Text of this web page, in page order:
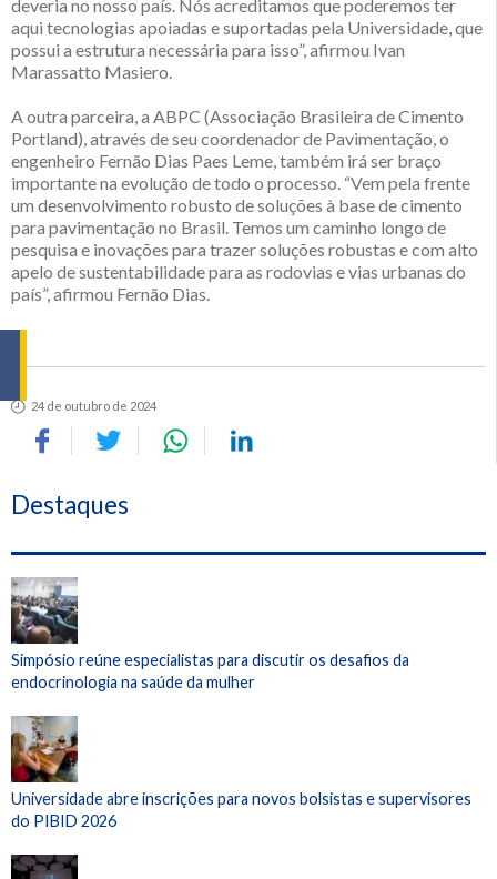
deveria no nosso país. Nós acreditamos que poderemos ter
aqui tecnologias apoiadas e suportadas pela Universidade, que
possui a estrutura necessária para isso”, afirmou Ivan
Marassatto Masiero.
A outra parceira, a ABPC (Associação Brasileira de Cimento
Portland), através de seu coordenador de Pavimentação, o
engenheiro Fernão Dias Paes Leme, também irá ser braço
importante na evolução de todo o processo. “Vem pela frente
um desenvolvimento robusto de soluções à base de cimento
para pavimentação no Brasil. Temos um caminho longo de
pesquisa e inovações para trazer soluções robustas e com alto
apelo de sustentabilidade para as rodovias e vias urbanas do
país”, afirmou Fernão Dias.
24 de outubro de 2024
Destaques
Simpósio reúne especialistas para discutir os desafios da
endocrinologia na saúde da mulher
Universidade abre inscrições para novos bolsistas e supervisores
do PIBID 2026